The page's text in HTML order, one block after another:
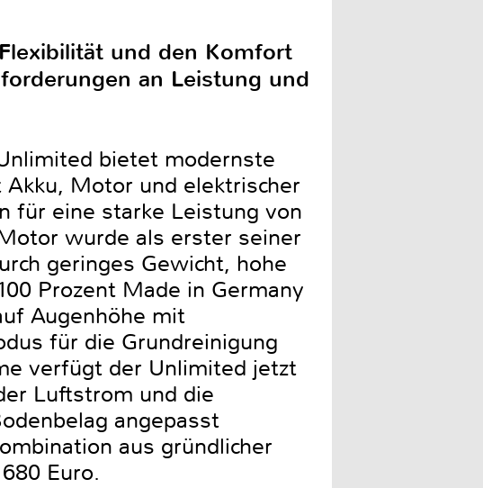
und den Komfort
an Leistung und
bietet modernste
Motor und elektrischer
für eine starke Leistung von
wurde als erster seiner
geringes Gewicht, hohe
Prozent Made in Germany
Augenhöhe mit
für die Grundreinigung
verfügt der Unlimited jetzt
Luftstrom und die
angepasst
aus gründlicher
Euro.